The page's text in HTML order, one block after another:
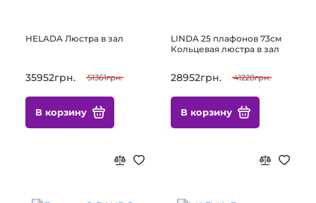
HELADA Люстра в зал
35952грн. 51361грн.
В корзину
LINDA 25 плафонов 73см
Кольцевая люстра в зал
28952грн. 41228грн.
В корзину